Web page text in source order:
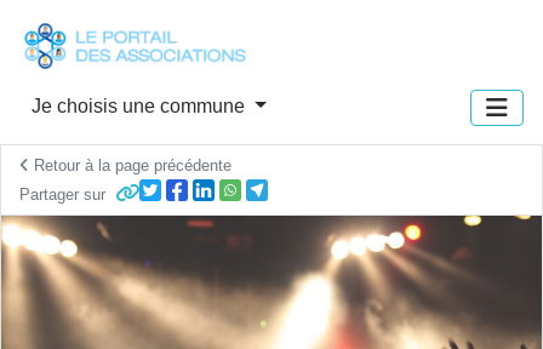
Je choisis une commune
Retour à la page précédente
Partager sur